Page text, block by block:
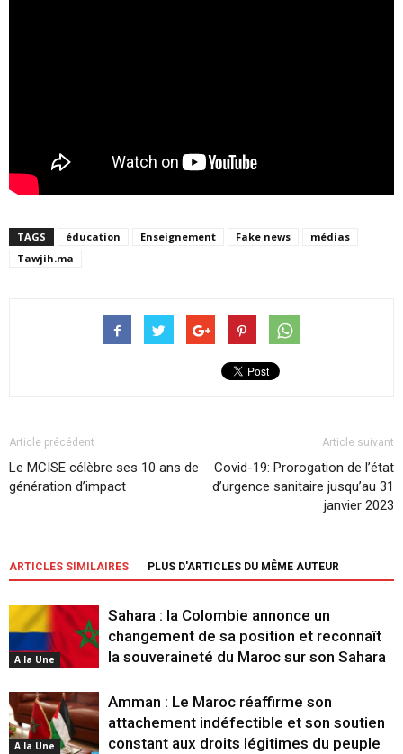
TAGS éducation Enseignement Fake news
médias
Tawjih.ma
Article précédent
Le MCISE célèbre ses 10 ans de
génération d’impact
Article suivant
Covid-19: Prorogation de l’état
d’urgence sanitaire jusqu’au 31
janvier 2023
ARTICLES SIMILAIRES PLUS D'ARTICLES DU MÊME AUTEUR
A la Une
Sahara : la Colombie annonce un
changement de sa position et reconnaît
la souveraineté du Maroc sur son Sahara
A la Une
Amman : Le Maroc réaffirme son
attachement indéfectible et son soutien
constant aux droits légitimes du peuple